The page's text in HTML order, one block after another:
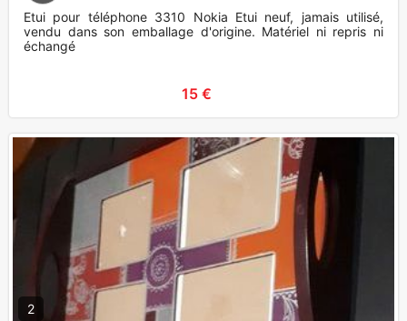
Etui pour téléphone 3310 Nokia Etui neuf, jamais utilisé,
vendu dans son emballage d'origine. Matériel ni repris ni
échangé
15 €
2